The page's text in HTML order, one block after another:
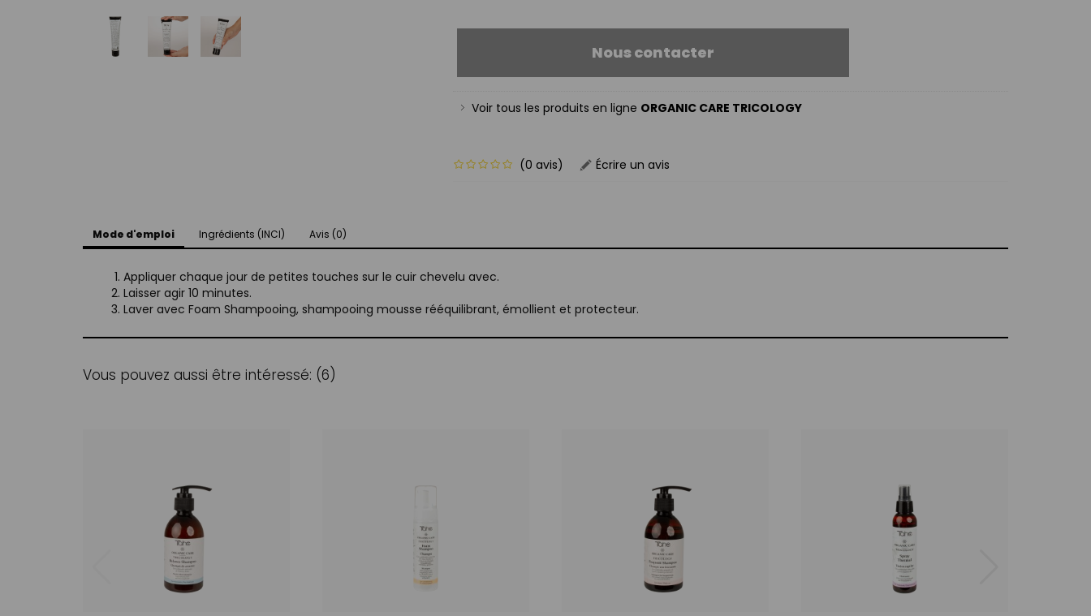
Voir tous les produits en ligne ORGANIC CARE TRICOLOGY
(0 avis) Écrire un avis
Mode d'emploi Ingrédients (INCI) Avis (0)
Appliquer chaque jour de petites touches sur le cuir chevelu avec.
Laisser agir 10 minutes.
Laver avec Foam Shampooing, shampooing mousse rééquilibrant, émollient et protecteur.
Vous pouvez aussi être intéressé: (6)